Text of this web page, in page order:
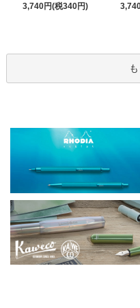
3,740円(税340円)